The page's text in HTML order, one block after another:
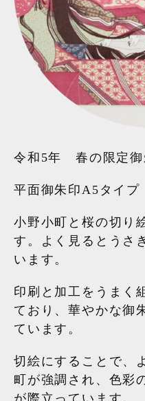
令和5年 春の限定御
平面御朱印A5タイプ
小野小町と桜の切り
す。よく見るとうさ
います。
印刷と加工をうまく
ており、華やかな御
ています。
切絵にすることで、
町が強調され、色彩
が際立っています。